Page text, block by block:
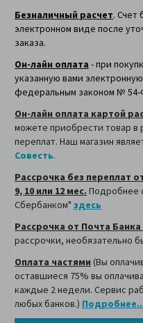
Безналичный расчет. Счет
электронном виде после
заказа.
Он-лайн оплата - при
указанную вами
федеральным законом № 54-
Он-лайн оплата картой
можете приобрести товар в
переплат. Наш магазин
Совесть.
Рассрочка без переплат
9, 10 или 12 мес. Подробнее
Сбербанком" здесь
Рассрочка от Почта Банка
рассрочки, необязательно
Оплата частями (Вы
оставшиеся 75% вы
каждые 2 недели. Сервис
любых банков.)